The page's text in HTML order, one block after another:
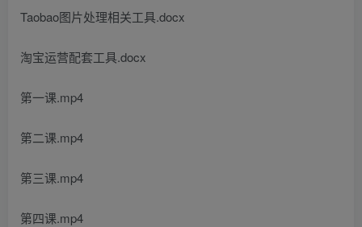
Taobao图片处理相关工具.docx
淘宝运营配套工具.docx
第一课.mp4
第二课.mp4
第三课.mp4
第四课.mp4